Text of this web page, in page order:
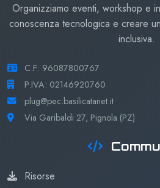
Organizziamo eventi, workshop e
conoscenza tecnologica e creare
inclusiva.
C.F: 96087800767
P.IVA: 02146920760
plug@pec.basilicatanet.it
Via Garibaldi 27, Pignola (PZ)
Risorse